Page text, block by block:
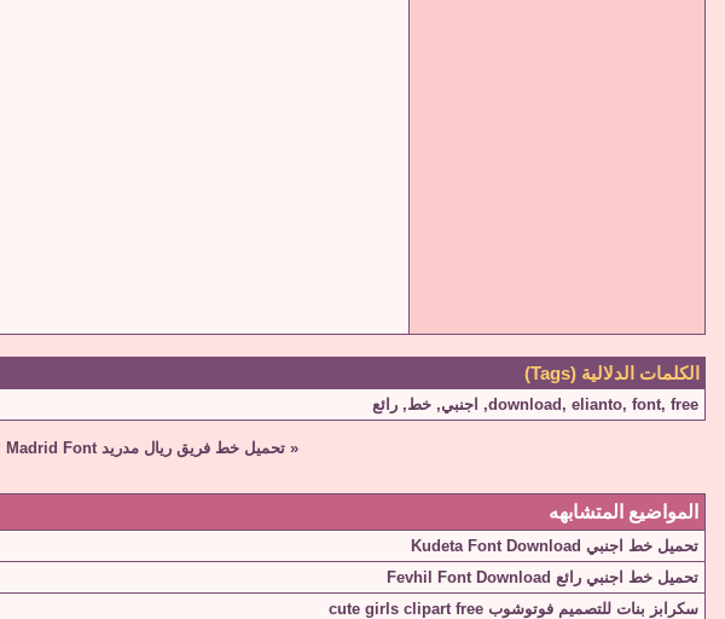
الكلمات الدلالية (Tags)
download , elianto, font, free
, اجنبي, خط, رائع
« تحميل خط فريق ريال مدريد Real Madrid Font
المواضيع المتشابهه
تحميل خط اجنبي Kudeta Font Download
تحميل خط اجنبي رائع Fevhil Font Download
سكرابز بنات للتصميم فوتوشوب cute girls clipart free